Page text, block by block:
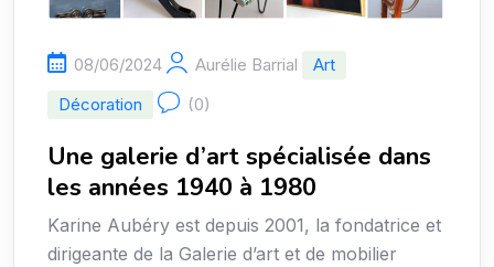
08/06/2024 Aurélie Barrial
Art
Décoration
(0)
Une galerie d’art spécialisée dans
les années 1940 à 1980
Karine Aubéry est depuis 2001, la fondatrice et
dirigeante de la Galerie d’art et de mobilier